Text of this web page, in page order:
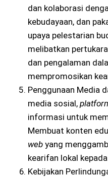
dan kolaborasi
kebudayaan, dan
upaya pelestarian
melibatkan
dan pengalaman
mempromosikan
Penggunaan Media
media sosial,
informasi untuk
Membuat konten
web yang
kearifan lokal
Kebijakan